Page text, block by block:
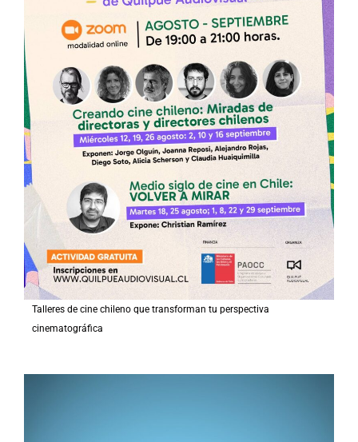
Talleres de cine chileno que transforman tu perspectiva
cinematográfica